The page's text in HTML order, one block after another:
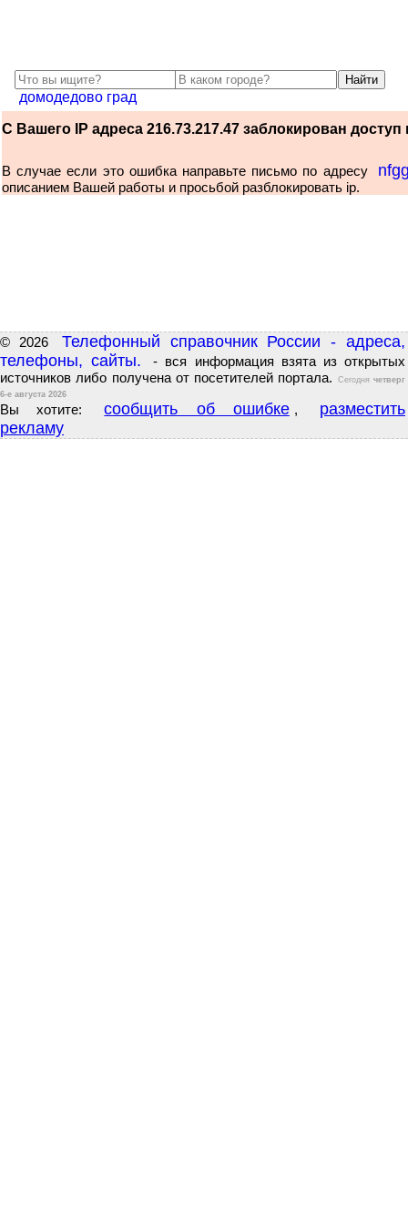
домодедово град
С Вашего IP адреса 216.73.217.47 заблокирован доступ
В случае если это ошибка направьте письмо по адресу
описанием Вашей работы и просьбой разблокировать ip.
© 2026
Телефонный справочник России - адреса,
телефоны, сайты.
- вся информация взята из открытых
источников либо получена от посетителей портала.
Сегоднячетверг
6-е августа 2026
Вы хотите: сообщить об ошибке ,
разместить
рекламу